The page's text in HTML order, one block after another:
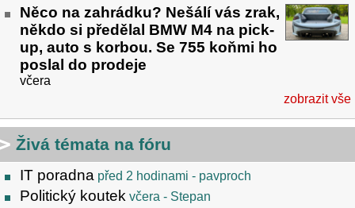
Něco na zahrádku? Nešálí vás zrak,
někdo si předělal BMW M4 na pick-
up, auto s korbou. Se 755 koňmi ho
poslal do prodeje
včera
zobrazit vše
Živá témata na fóru
IT poradna před 2 hodinami - pavproch
Politický koutek včera - Stepan